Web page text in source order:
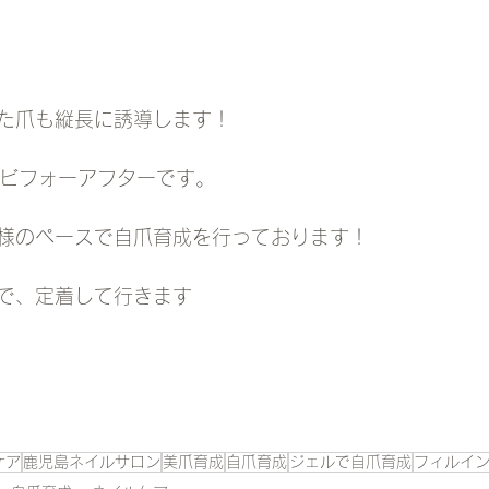
爪も縦長に誘導します！
フォーアフターです。
のペースで自爪育成を行っております！
、定着して行きます
ア 鹿児島ネイルサロン 美爪育成 自爪育成 ジェルで自爪育成 フィルイン